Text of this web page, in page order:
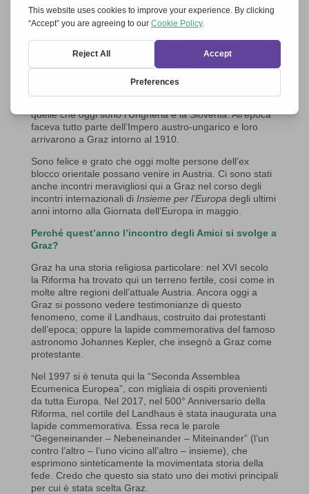
chilometri dall’allora Jugoslavia a sud e dall’Ungheria ad
est. In altre parole, non era lontano da noi il punto in cui
la “Cortina di ferro” separava l’Occidente dall’Oriente.
Per me, da bambino e anche da giovane adulto, il
mondo al di là di essa era estraneo e lontano, anche se
oggi è possibile raggiungerlo in 45 minuti di auto o di
quelle che oggi sono l’Ungheria e la Slovenia. All’epoca
faceva tutto parte dell’Impero austro-ungarico e loro
arrivarono a Graz intorno al 1910.
Sono felice e grato che oggi molte persone dell’ex
blocco orientale possano venire in Austria. Ci sono stati
anche incontri meravigliosi qui a Graz nel corso degli
incontri internazionali di Insieme per l’Europa degli ultimi
anni intorno alla Giornata dell’Europa in maggio.
Perché quest’anno l’incontro degli Amici si svolge a
Graz?
Graz ha una storia religiosa particolare: nel XVI secolo
la Riforma ha trovato qui un terreno fertile, così come in
molte altre regioni dell’attuale Austria. Ancora oggi a
Graz si possono vedere testimonianze di questo
fenomeno, come il Landhaus, costruito dai protestanti
dell’epoca; oppure la lapide commemorativa del famoso
astronomo Johannes Kepler, che insegnò a Graz come
protestante.
Nel 1997 si è tenuta qui la “Seconda Assemblea
Ecumenica Europea”, con migliaia di ospiti provenienti
da tutta Europa. Nel 2017, nel 500° Anniversario della
Riforma, nel cortile del Landhaus è stata inaugurata una
lapide commemorativa. Essa reca le parole
“Gegeneinander – Nebeneinander – Miteinander” (l’un
contro l’altro – l’uno vicino all’altro – insieme), che
esprimono sinteticamente la movimentata storia della
fede. Credo che questo sia stato uno dei motivi principali
per cui è stata scelta Graz.